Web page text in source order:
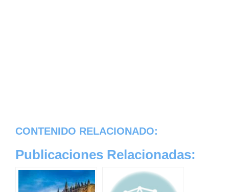
CONTENIDO RELACIONADO:
Publicaciones Relacionadas: